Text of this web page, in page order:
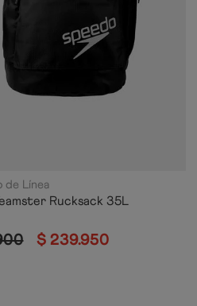
de Línea
Rucksack 35L
$ 239.950